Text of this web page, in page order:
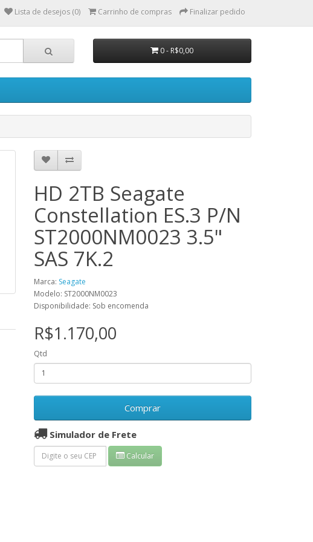
Lista de desejos (0) Carrinho de compras Finalizar pedido
0 - R$0,00
HD 2TB Seagate
Constellation ES.3 P/N
ST2000NM0023 3.5"
SAS 7K.2
Marca: Seagate
Modelo: ST2000NM0023
Disponibilidade: Sob encomenda
R$1.170,00
Qtd
Comprar
Simulador de Frete
Calcular